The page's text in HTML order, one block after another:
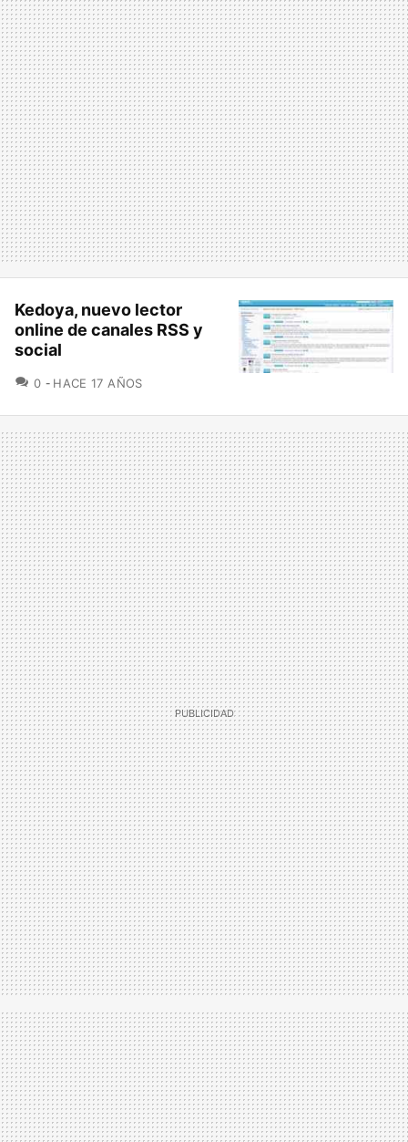
Kedoya, nuevo lector
online de canales RSS y
social
0 COMENTARIOS
HACE 17 AÑOS